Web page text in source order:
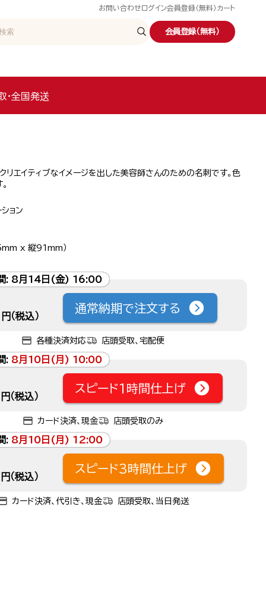
お問い合わせ ログイン会員登録（無料） カート
会員登録（無料）
・全国発送
リエイティブなイメージを出した美容師さんのための名刺です。色
ョン
x 縦91mm）
: 8月14日(金) 16:00
円（税込）
通常納期で注文する
各種決済対応 店頭受取、宅配便
: 8月10日(月) 10:00
円（税込）
スピード1時間仕上げ
カード決済、現金 店頭受取のみ
: 8月10日(月) 12:00
円（税込）
スピード3時間仕上げ
カード決済、代引き、現金 店頭受取、当日発送